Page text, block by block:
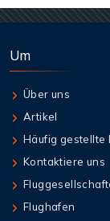
Um
Über uns
Artikel
Häufig gestellte
Kontaktiere uns
Flughafen